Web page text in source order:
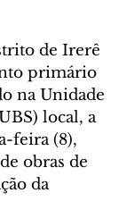
de Irerê
primário
na Unidade
local, a
feira (8),
obras de
da